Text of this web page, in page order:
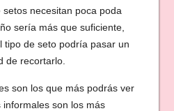
necesitan poca poda
sería más que suficiente,
tipo de seto podría pasar un
de recortarlo.
son los que más podrás ver
son los más